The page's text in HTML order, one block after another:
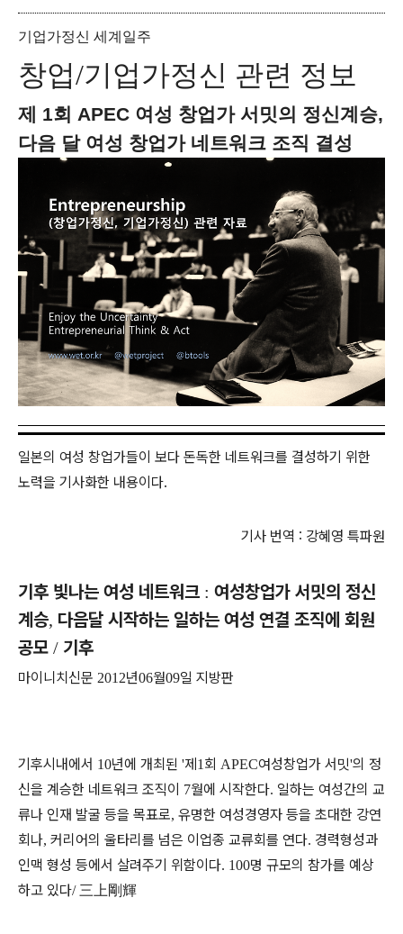
기업가정신 세계일주
창업/기업가정신 관련 정보
제 1회 APEC 여성 창업가 서밋의 정신계승,
다음 달 여성 창업가 네트워크 조직 결성
일본의 여성 창업가들이 보다 돈독한 네트워크를 결성하기 위한
노력을 기사화한 내용이다.
기사 번역 : 강혜영 특파원
기후 빛나는 여성 네트워크 : 여성창업가 서밋의 정신
계승, 다음달 시작하는 일하는 여성 연결 조직에 회원
공모 / 기후
마이니치신문 2012년06월09일 지방판
기후시내에서 10년에 개최된 '제 1 회 APEC여성창업가 서밋'의 정
신을 계승한 네트워크 조직이
7월에 시작한다. 일하는 여성간의 교
류나 인재 발굴 등을 목표로, 유명한 여성경영자 등을 초대한 강연
회나, 커리어의 울타리를 넘은 이업종 교류회를 연다. 경력형성과
인맥 형성 등에서 살려주기 위함이다. 100명 규모의 참가를 예상
하고 있다/三上剛輝